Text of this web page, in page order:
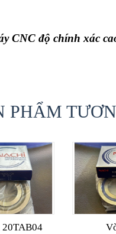
CNC độ chính xác
PHẨM